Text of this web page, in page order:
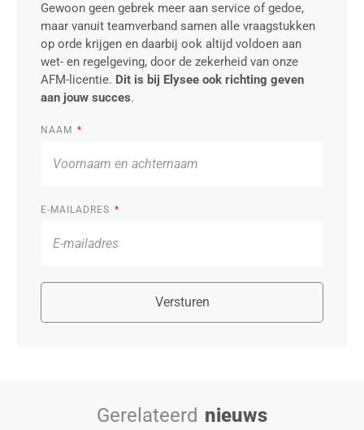
Gewoon geen gebrek meer aan service of gedoe,
maar vanuit teamverband samen alle vraagstukken
op orde krijgen en daarbij ook altijd voldoen aan
wet- en regelgeving, door de zekerheid van onze
AFM-licentie. Dit is bij Elysee ook richting geven
aan jouw succes.
NAAM
E-MAILADRES
Versturen
Gerelateerd nieuws